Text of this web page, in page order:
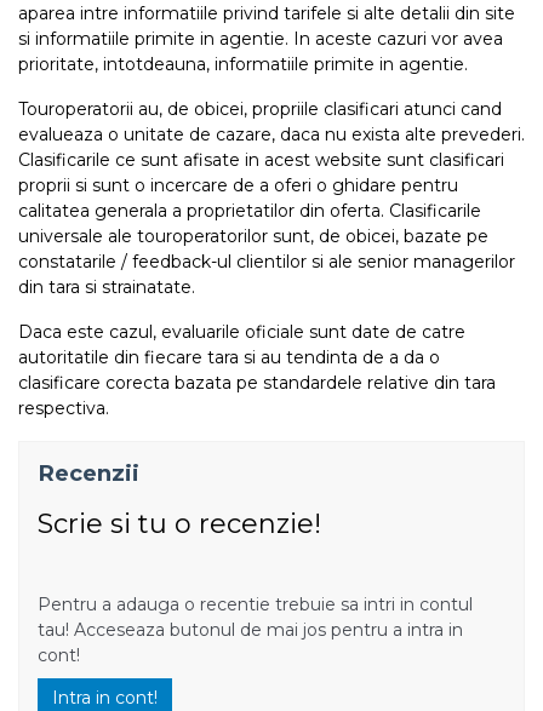
aparea intre informatiile privind tarifele si alte detalii din site
si informatiile primite in agentie. In aceste cazuri vor avea
prioritate, intotdeauna, informatiile primite in agentie.
Touroperatorii au, de obicei, propriile clasificari atunci cand
evalueaza o unitate de cazare, daca nu exista alte prevederi.
Clasificarile ce sunt afisate in acest website sunt clasificari
proprii si sunt o incercare de a oferi o ghidare pentru
calitatea generala a proprietatilor din oferta. Clasificarile
universale ale touroperatorilor sunt, de obicei, bazate pe
constatarile / feedback-ul clientilor si ale senior managerilor
din tara si strainatate.
Daca este cazul, evaluarile oficiale sunt date de catre
autoritatile din fiecare tara si au tendinta de a da o
clasificare corecta bazata pe standardele relative din tara
respectiva.
Recenzii
Scrie si tu o recenzie!
Pentru a adauga o recentie trebuie sa intri in contul
tau! Acceseaza butonul de mai jos pentru a intra in
cont!
Intra in cont!